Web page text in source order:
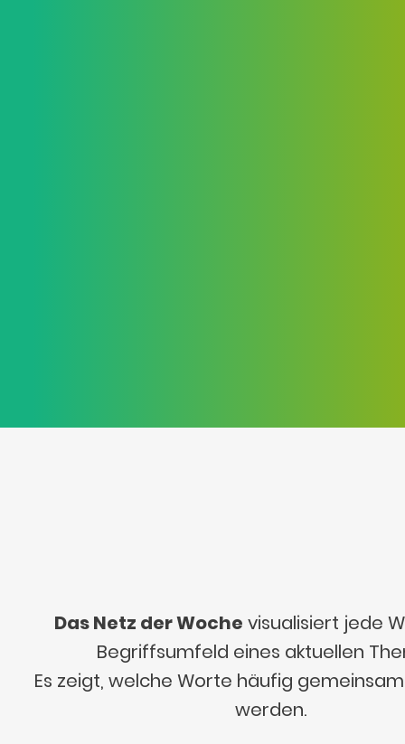
Das Netz der Woche visualisiert jede
Begriffsumfeld eines aktuellen
Es zeigt, welche Worte häufig
werden.